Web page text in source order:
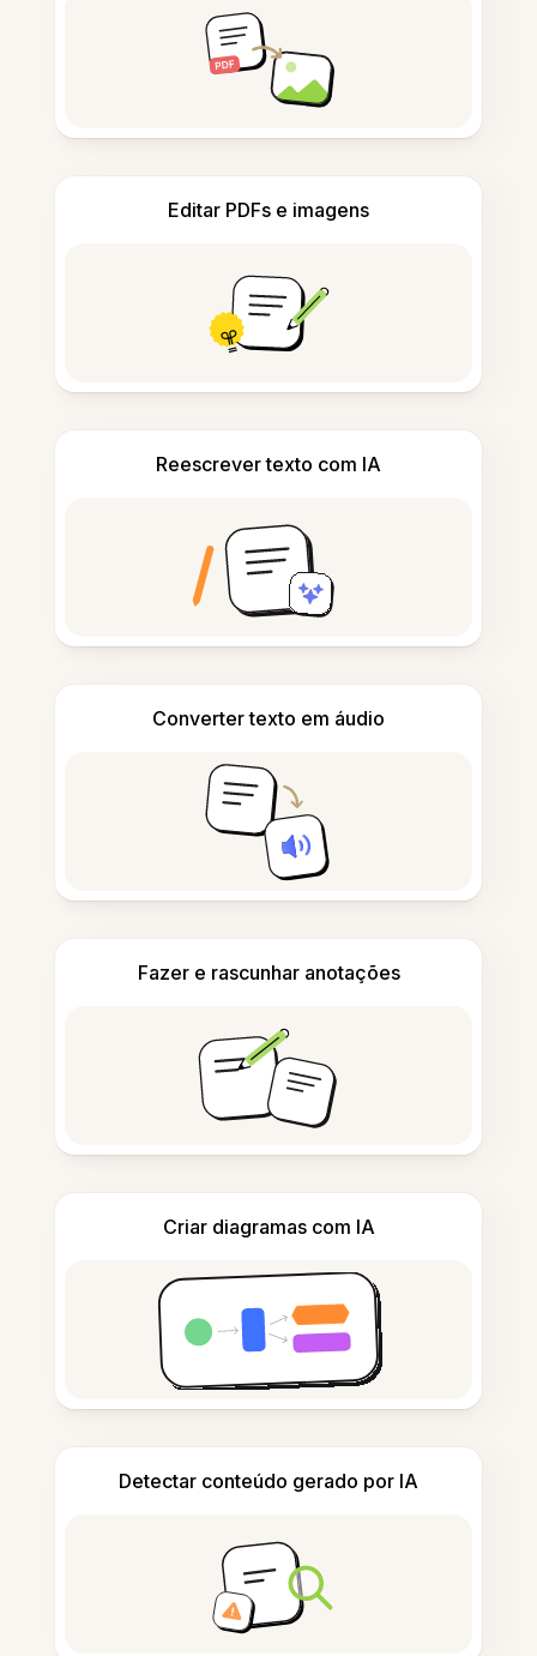
Editar PDFs e imagens
Reescrever texto com IA
Converter texto em áudio
Fazer e rascunhar anotações
Criar diagramas com IA
Detectar conteúdo gerado por IA